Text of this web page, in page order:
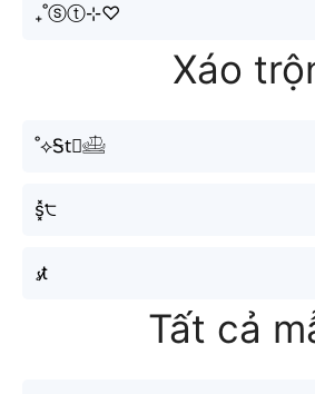
₊˚ⓢⓣ⊹♡
Xáo
˚⟡Ꭶt⃗𓊝
s͓̽੮
𝓼t̷
Tất cả